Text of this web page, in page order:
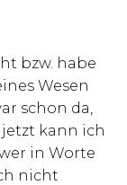
bzw. habe
Wesen
schon da,
jetzt kann ich
in Worte
nicht